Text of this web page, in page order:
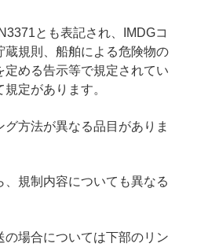
とも表記され、IMDGコ
規則、船舶による危険物の
める告示等で規定されてい
定があります。
方法が異なる品目がありま
規制内容についても異なる
場合については下部のリン